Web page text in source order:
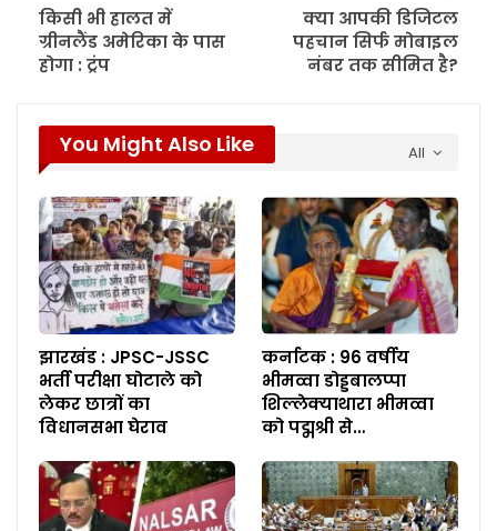
किसी भी हालत में
ग्रीनलैंड अमेरिका के पास
होगा : ट्रंप
क्या आपकी डिजिटल
पहचान सिर्फ मोबाइल
नंबर तक सीमित है?
All
You Might Also Like
झारखंड : JPSC-JSSC
भर्ती परीक्षा घोटाले को
लेकर छात्रों का
विधानसभा घेराव
कर्नाटक : 96 वर्षीय
भीमव्वा डोड्डबालप्पा
शिल्लेक्याथारा भीमव्वा
को पद्मश्री से…